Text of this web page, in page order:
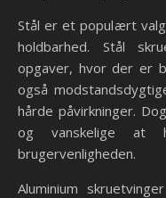
Stål er et populært
holdbarhed. Stål
opgaver, hvor der er
også
hårde påvirkninger.
og vanskelige at
brugervenligheden.
Aluminium